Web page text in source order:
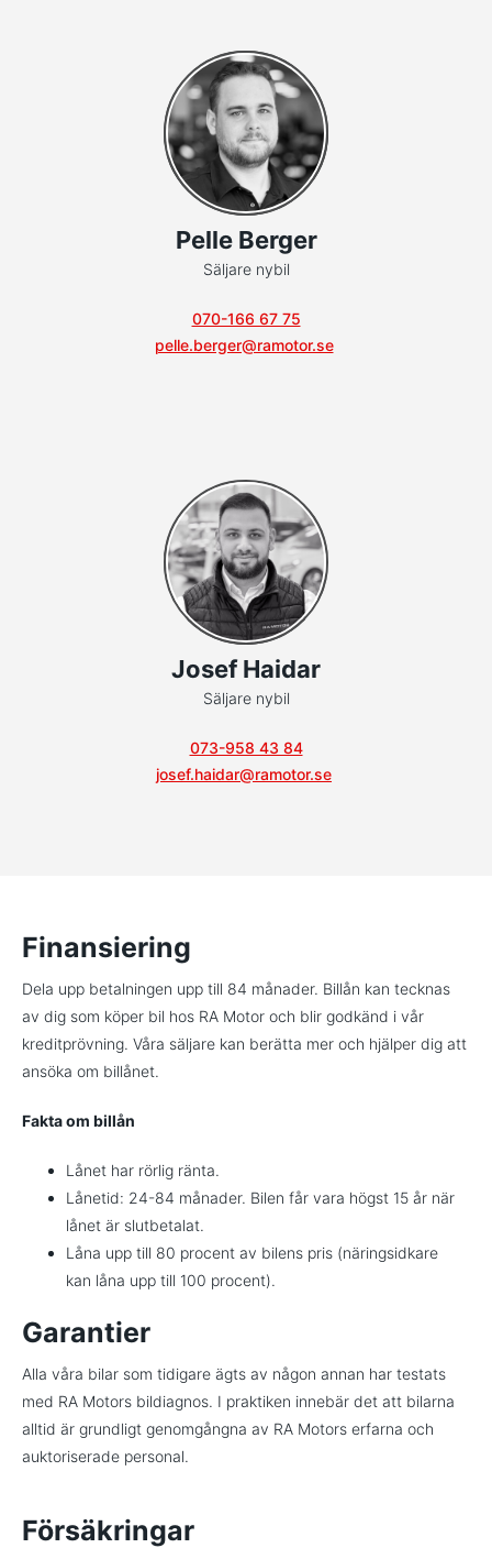
Pelle Berger
Säljare nybil
070-166 67 75
pelle.berger@ramotor.se
Josef Haidar
Säljare nybil
073-958 43 84
josef.haidar@ramotor.se
Finansiering
Dela upp betalningen upp till 84 månader. Billån kan tecknas
av dig som köper bil hos RA Motor och blir godkänd i vår
kreditprövning. Våra säljare kan berätta mer och hjälper dig att
ansöka om billånet.
Fakta om billån
Lånet har rörlig ränta.
Lånetid: 24-84 månader. Bilen får vara högst 15 år när
lånet är slutbetalat.
Låna upp till 80 procent av bilens pris (näringsidkare
kan låna upp till 100 procent).
Garantier
Alla våra bilar som tidigare ägts av någon annan har testats
med RA Motors bildiagnos. I praktiken innebär det att bilarna
alltid är grundligt genomgångna av RA Motors erfarna och
auktoriserade personal.
Försäkringar